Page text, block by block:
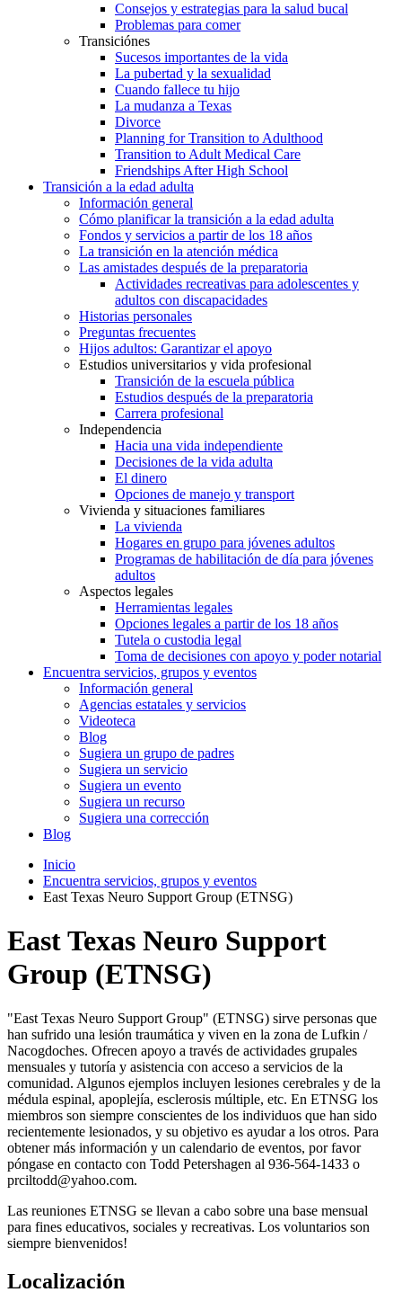
Consejos y estrategias para la salud bucal
Problemas para comer
Transiciónes
Sucesos importantes de la vida
La pubertad y la sexualidad
Cuando fallece tu hijo
La mudanza a Texas
Divorce
Planning for Transition to Adulthood
Transition to Adult Medical Care
Friendships After High School
Transición a la edad adulta
Información general
Cómo planificar la transición a la edad adulta
Fondos y servicios a partir de los 18 años
La transición en la atención médica
Las amistades después de la preparatoria
Actividades recreativas para adolescentes y
adultos con discapacidades
Historias personales
Preguntas frecuentes
Hijos adultos: Garantizar el apoyo
Estudios universitarios y vida profesional
Transición de la escuela pública
Estudios después de la preparatoria
Carrera profesional
Independencia
Hacia una vida independiente
Decisiones de la vida adulta
El dinero
Opciones de manejo y transport
Vivienda y situaciones familiares
La vivienda
Hogares en grupo para jóvenes adultos
Programas de habilitación de día para jóvenes
adultos
Aspectos legales
Herramientas legales
Opciones legales a partir de los 18 años
Tutela o custodia legal
Toma de decisiones con apoyo y poder notarial
Encuentra servicios, grupos y eventos
Información general
Agencias estatales y servicios
Videoteca
Blog
Sugiera un grupo de padres
Sugiera un servicio
Sugiera un evento
Sugiera un recurso
Sugiera una corrección
Blog
Inicio
Encuentra servicios, grupos y eventos
East Texas Neuro Support Group (ETNSG)
East Texas Neuro Support
Group (ETNSG)
"East Texas Neuro Support Group" (ETNSG) sirve personas que
han sufrido una lesión traumática y viven en la zona de Lufkin /
Nacogdoches. Ofrecen apoyo a través de actividades grupales
mensuales y tutoría y asistencia con acceso a servicios de la
comunidad. Algunos ejemplos incluyen lesiones cerebrales y de la
médula espinal, apoplejía, esclerosis múltiple, etc. En ETNSG los
miembros son siempre conscientes de los individuos que han sido
recientemente lesionados, y su objetivo es ayudar a los otros. Para
obtener más información y un calendario de eventos, por favor
póngase en contacto con Todd Petershagen al 936-564-1433 o
prciltodd@yahoo.com.
Las reuniones ETNSG se llevan a cabo sobre una base mensual
para fines educativos, sociales y recreativas. Los voluntarios son
siempre bienvenidos!
Localización